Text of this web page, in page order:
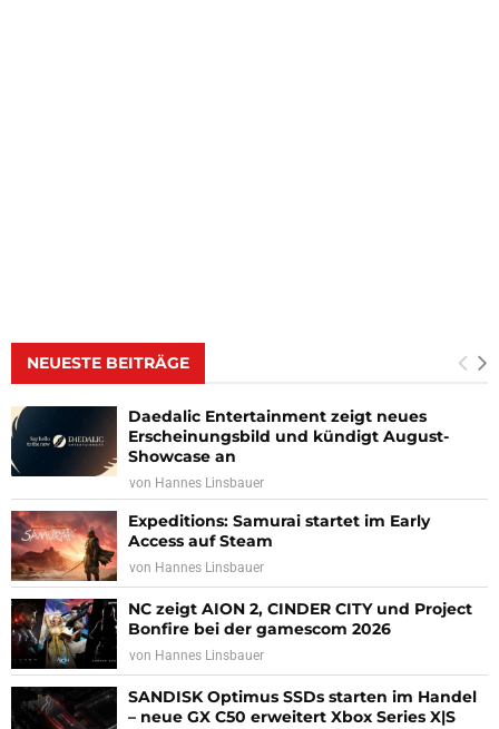
NEUESTE BEITRÄGE
Daedalic Entertainment zeigt neues
Erscheinungsbild und kündigt August-
Showcase an
von Hannes Linsbauer
Expeditions: Samurai startet im Early
Access auf Steam
von Hannes Linsbauer
NC zeigt AION 2, CINDER CITY und Project
Bonfire bei der gamescom 2026
von Hannes Linsbauer
SANDISK Optimus SSDs starten im Handel
– neue GX C50 erweitert Xbox Series X|S